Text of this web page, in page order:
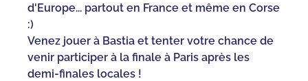
d'Europe... partout en France et même en Corse
:)
Venez jouer à Bastia et tenter votre chance de
venir participer à la finale à Paris après les
demi-finales locales !